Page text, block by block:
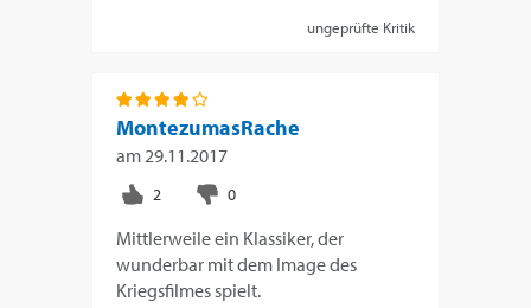
ungeprüfte Kritik
MontezumasRache
am 29.11.2017
Mittlerweile ein Klassiker, der
wunderbar mit dem Image des
Kriegsfilmes spielt.